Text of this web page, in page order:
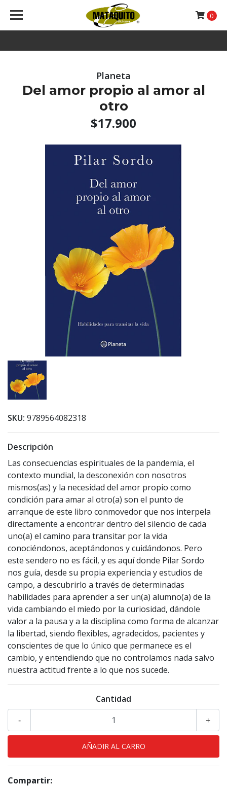
0
Planeta
Del amor propio al amor al
otro
$17.900
SKU: 9789564082318
Descripción
Las consecuencias espirituales de la pandemia, el
contexto mundial, la desconexión con nosotros
mismos(as) y la necesidad del amor propio como
condición para amar al otro(a) son el punto de
arranque de este libro conmovedor que nos interpela
directamente a encontrar dentro del silencio de cada
uno(a) el camino para transitar por la vida
conociéndonos, aceptándonos y cuidándonos. Pero
este sendero no es fácil, y es aquí donde Pilar Sordo
nos guía, desde su propia experiencia y estudios de
campo, a descubrirlo a través de determinadas
habilidades para aprender a ser un(a) alumno(a) de la
vida cambiando el miedo por la curiosidad, dándole
valor a la pausa y a la disciplina como forma de alcanzar
la libertad, siendo flexibles, agradecidos, pacientes y
conscientes de que lo único que permanece es el
cambio, y entendiendo que no controlamos nada salvo
nuestra actitud frente a lo que nos sucede.
Cantidad
+
-
Compartir: